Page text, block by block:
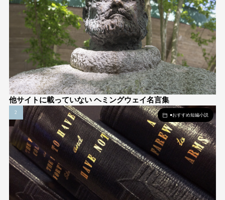
他サイトに載っていない ヘミングウェイ名言集
●おすすめ短編小説